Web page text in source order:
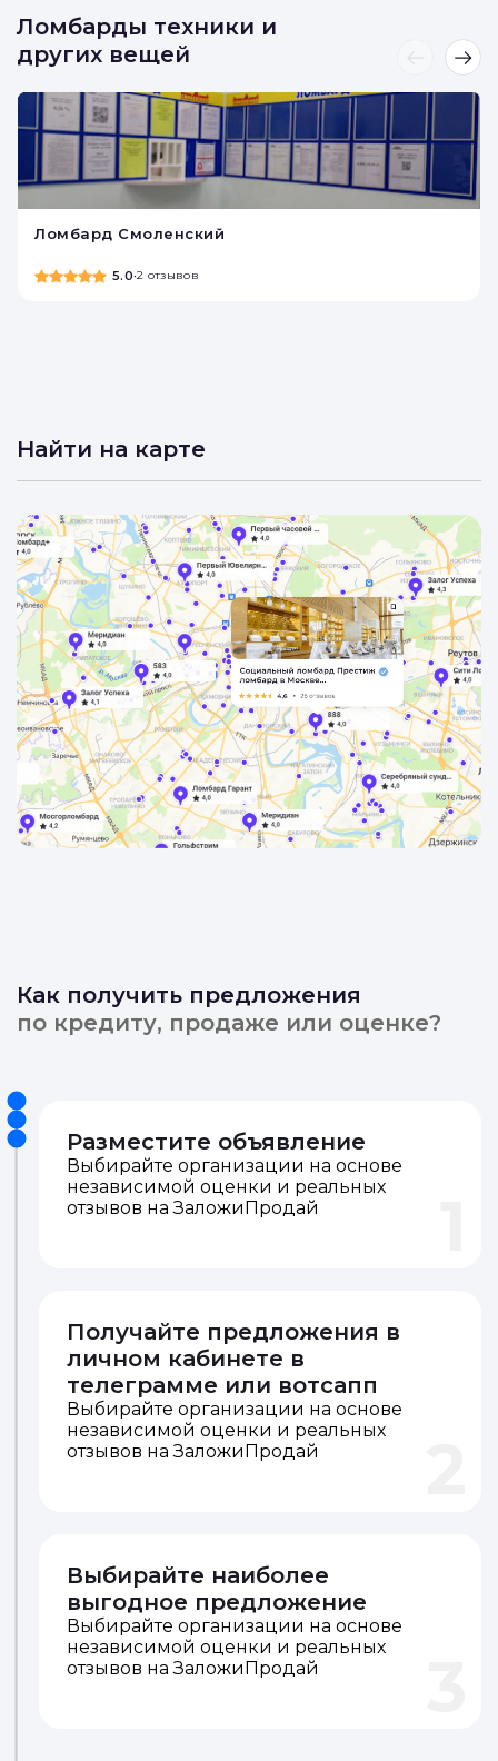
Ломбарды техники и
других вещей
Ломбард Смоленский
5.0•2 отзывов
Найти на карте
Как получить предложения
по кредиту, продаже или оценке?
Разместите объявление
Выбирайте организации на основе
независимой оценки и реальных
отзывов на ЗаложиПродай
Получайте предложения в
личном кабинете в
телеграмме или вотсапп
Выбирайте организации на основе
независимой оценки и реальных
отзывов на ЗаложиПродай
Выбирайте наиболее
выгодное предложение
Выбирайте организации на основе
независимой оценки и реальных
отзывов на ЗаложиПродай